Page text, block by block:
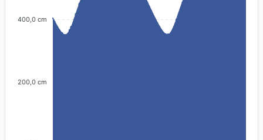
400,0 cm
200,0 cm